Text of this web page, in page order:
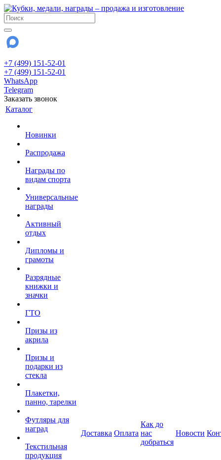
+7 (499) 151-52-01
+7 (499) 151-52-01
WhatsApp
Telegram
Заказать звонок
Каталог
Новинки
Распродажа
Награды по
видам спорта
Универсальные
награды
Активный
отдых
Дипломы и
грамоты
Разрядные
книжки и
значки
ГТО
Призы из
акрила
Призы и
подарки из
стекла
Плакетки,
панно, тарелки
Футляры для
наград
Текстильная
продукция
Доставка Оплата
Как до
нас
добраться
Новости